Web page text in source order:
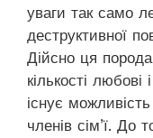
уваги так само
деструктивної
Дійсно ця
кількості
існує
членів сім’ї. До